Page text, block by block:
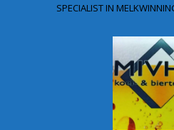
SPECIALIST IN